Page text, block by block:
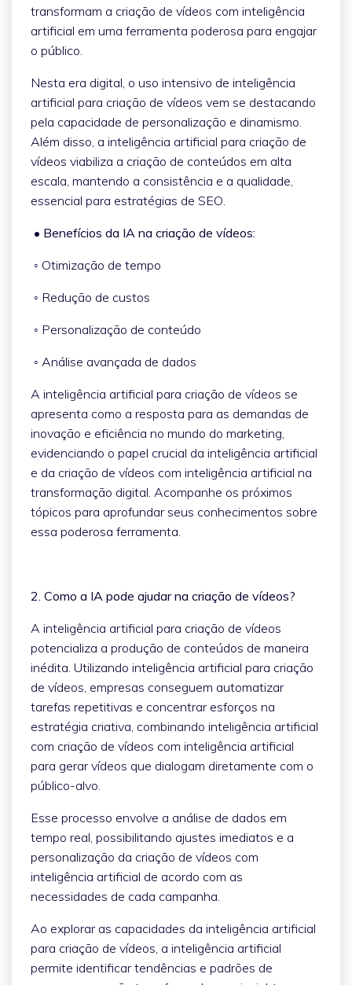
transformam a criação de vídeos com inteligência
artificial em uma ferramenta poderosa para engajar
o público.
Nesta era digital, o uso intensivo de inteligência
artificial para criação de vídeos vem se destacando
pela capacidade de personalização e dinamismo.
Além disso, a inteligência artificial para criação de
vídeos viabiliza a criação de conteúdos em alta
escala, mantendo a consistência e a qualidade,
essencial para estratégias de SEO.
• Benefícios da IA na criação de vídeos:
◦ Otimização de tempo
◦ Redução de custos
◦ Personalização de conteúdo
◦ Análise avançada de dados
A inteligência artificial para criação de vídeos se
apresenta como a resposta para as demandas de
inovação e eficiência no mundo do marketing,
evidenciando o papel crucial da inteligência artificial
e da criação de vídeos com inteligência artificial na
transformação digital. Acompanhe os próximos
tópicos para aprofundar seus conhecimentos sobre
essa poderosa ferramenta.
2. Como a IA pode ajudar na criação de vídeos?
A inteligência artificial para criação de vídeos
potencializa a produção de conteúdos de maneira
inédita. Utilizando inteligência artificial para criação
de vídeos, empresas conseguem automatizar
tarefas repetitivas e concentrar esforços na
estratégia criativa, combinando inteligência artificial
com criação de vídeos com inteligência artificial
para gerar vídeos que dialogam diretamente com o
público-alvo.
Esse processo envolve a análise de dados em
tempo real, possibilitando ajustes imediatos e a
personalização da criação de vídeos com
inteligência artificial de acordo com as
necessidades de cada campanha.
Ao explorar as capacidades da inteligência artificial
para criação de vídeos, a inteligência artificial
permite identificar tendências e padrões de